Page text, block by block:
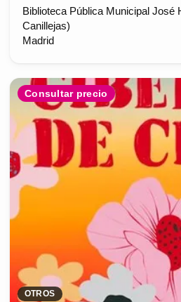
Biblioteca Pública Municipal José
Canillejas)
Madrid
Consultar precio
OTROS